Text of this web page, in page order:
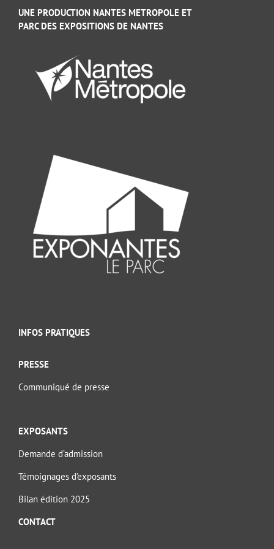
UNE PRODUCTION NANTES METROPOLE ET
PARC DES EXPOSITIONS DE NANTES
INFOS PRATIQUES
PRESSE
Communiqué de presse
EXPOSANTS
Demande d’admission
Témoignages d’exposants
Bilan édition 2025
CONTACT